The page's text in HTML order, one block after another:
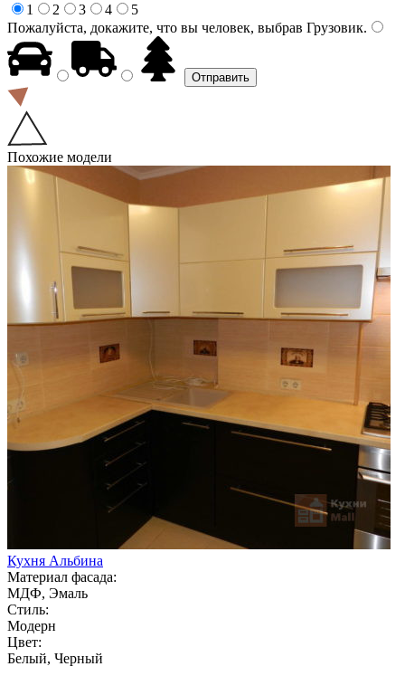
1
2 3 4
5
Пожалуйста, докажите, что вы человек, выбрав Грузовик.
Похожие модели
Кухня Альбина
Материал фасада:
МДФ, Эмаль
Стиль:
Модерн
Цвет:
Белый, Черный